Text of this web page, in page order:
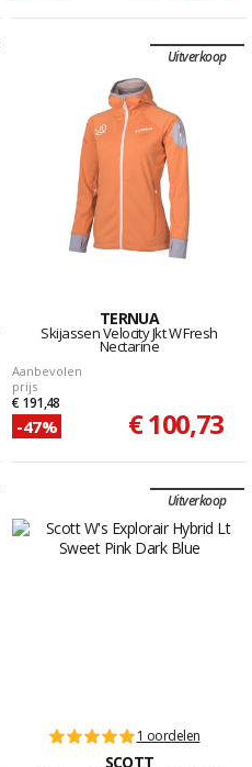
Uitverkoop
TERNUA
Skijassen Velocity Jkt W Fresh
Nectarine
Aanbevolen
prijs
€ 191,48
-47% € 100,73
Uitverkoop
1 oordelen
SCOTT